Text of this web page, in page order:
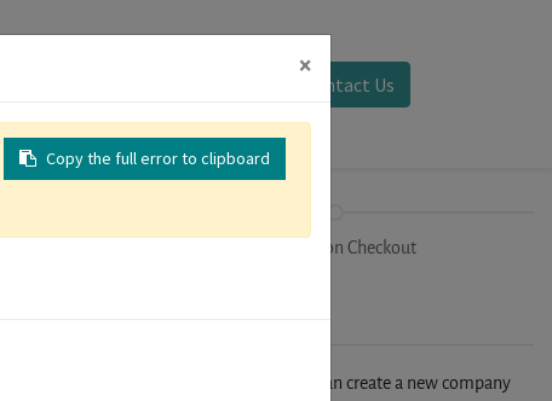
Contact Us
Registration Checkout
find your company in our database, you can create a new company
×
Copy the full error to clipboard